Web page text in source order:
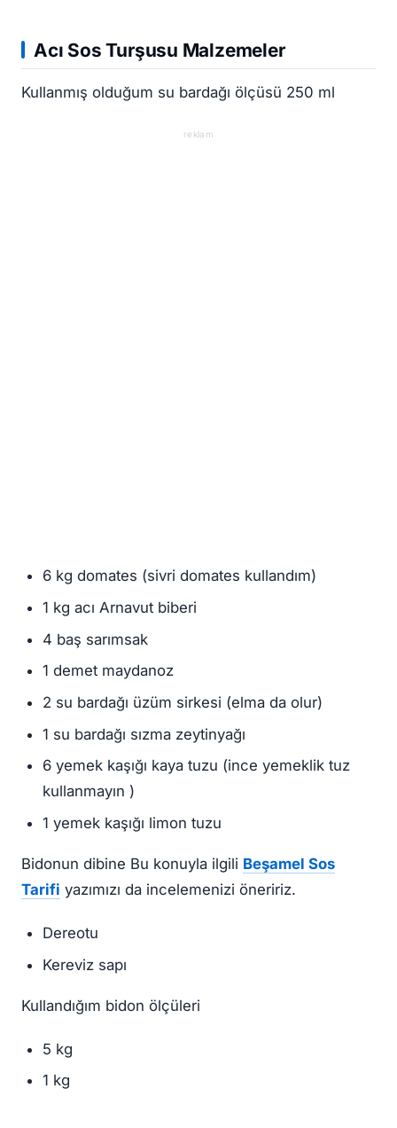
Acı Sos Turşusu Malzemeler
Kullanmış olduğum su bardağı ölçüsü 250 ml
reklam
6 kg domates (sivri domates kullandım)
1 kg acı Arnavut biberi
4 baş sarımsak
1 demet maydanoz
2 su bardağı üzüm sirkesi (elma da olur)
1 su bardağı sızma zeytinyağı
6 yemek kaşığı kaya tuzu (ince yemeklik tuz
kullanmayın )
1 yemek kaşığı limon tuzu
Bidonun dibine Bu konuyla ilgili Beşamel Sos
Tarifi yazımızı da incelemenizi öneririz.
Dereotu
Kereviz sapı
Kullandığım bidon ölçüleri
5 kg
1 kg